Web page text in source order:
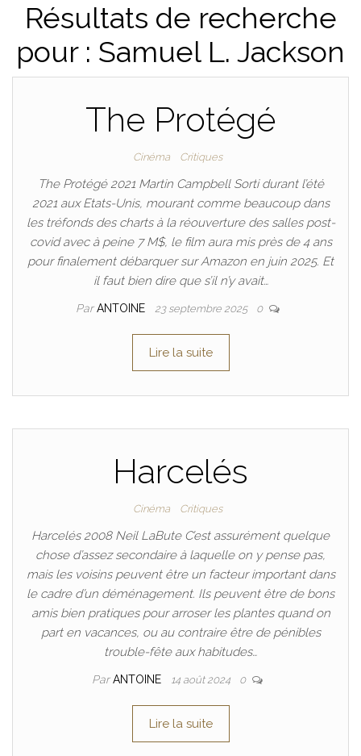
Résultats de recherche
pour : Samuel L. Jackson
The Protégé
Cinéma Critiques
The Protégé 2021 Martin Campbell Sorti durant l’été
2021 aux Etats-Unis, mourant comme beaucoup dans
les tréfonds des charts à la réouverture des salles post-
covid avec à peine 7 M$, le film aura mis près de 4 ans
pour finalement débarquer sur Amazon en juin 2025. Et
il faut bien dire que s’il n’y avait…
ParANTOINE 23 septembre 2025 0
Lire la suite
Harcelés
Cinéma Critiques
Harcelés 2008 Neil LaBute C’est assurément quelque
chose d’assez secondaire à laquelle on y pense pas,
mais les voisins peuvent être un facteur important dans
le cadre d’un déménagement. Ils peuvent être de bons
amis bien pratiques pour arroser les plantes quand on
part en vacances, ou au contraire être de pénibles
trouble-fête aux habitudes…
ParANTOINE 14 août 2024 0
Lire la suite